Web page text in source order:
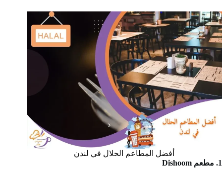
أفضل المطاعم الحلال في لندن
1. مطعم Dishoom